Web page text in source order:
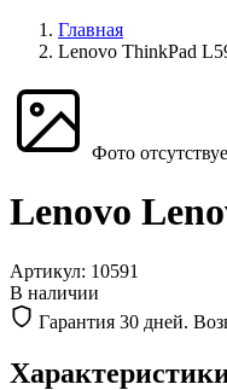
Главная
Lenovo ThinkPad
Фото
Lenovo
Артикул: 10591
В наличии
Гарантия 30 дней.